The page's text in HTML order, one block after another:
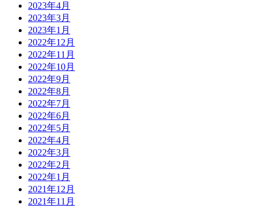
2023年4月
2023年3月
2023年1月
2022年12月
2022年11月
2022年10月
2022年9月
2022年8月
2022年7月
2022年6月
2022年5月
2022年4月
2022年3月
2022年2月
2022年1月
2021年12月
2021年11月